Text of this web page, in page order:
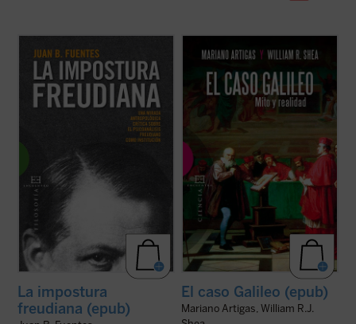
demoledora e implacable, como no se había
realizado hasta ahora, del psicoanálisis
freudiano considerado como institución. Lo
que esta institución hubiera hecho es
incidir en el estado de ...
(ver ficha)
La impostura
freudiana (epub)
suscitado tantas interpretaciones y
Historiadores, filósofos, novelistas,
dramaturgos, periodistas religiosos y
científicos se han aproximado a él
(ver ficha)
El caso Galileo (epub)
Mariano Artigas, William R.J.